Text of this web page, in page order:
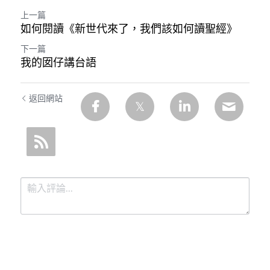
上一篇
如何閱讀《新世代來了，我們該如何讀聖經》
下一篇
我的囡仔講台語
返回網站